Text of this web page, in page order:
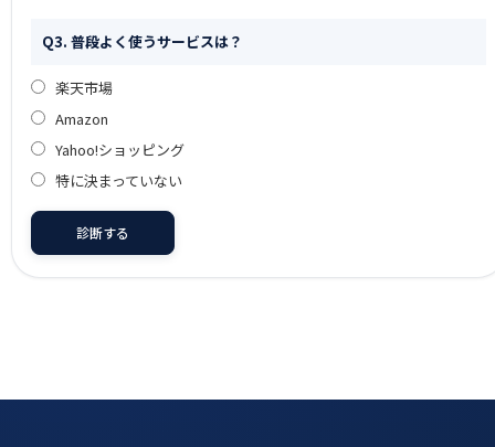
Q3. 普段よく使うサービスは？
楽天市場
Amazon
Yahoo!ショッピング
特に決まっていない
診断する